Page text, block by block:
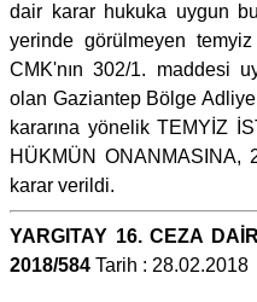
dair karar hukuka uygun
yerinde görülmeyen temyiz
CMK'nın 302/1. maddesi
olan Gaziantep Bölge
kararına yönelik TEMYİZ
HÜKMÜN ONANMASINA,
karar verildi.
YARGITAY 16. CEZA
2018/584 Tarih : 28.02.2018